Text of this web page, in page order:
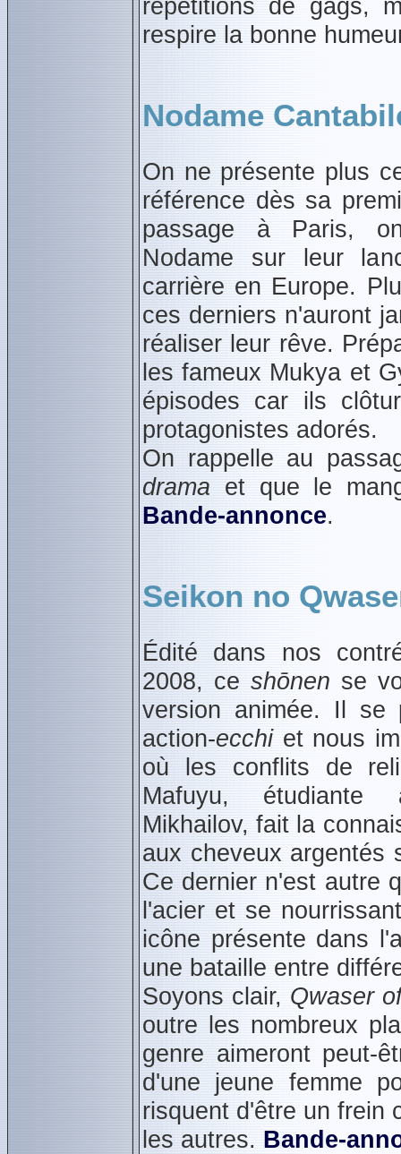
répétitions de gags,
respire la bonne
Nodame
On ne présente plus
référence dès sa
passage à Paris,
Nodame sur leur
carrière en Europe.
ces derniers n'auront
réaliser leur rêve.
les fameux Mukya et
épisodes car ils
protagonistes adorés.
On rappelle au
drama et que le
Bande‑annonce.
Seikon no
Édité dans nos
2008, ce shōnen se
version animée. Il se
action-ecchiet nous
où les conflits de
Mafuyu, étudiante
Mikhailov, fait la
aux cheveux argentés
Ce dernier n'est autre
l'acier et se
icône présente dans
une bataille entre
Soyons clair, Qwaser
outre les nombreux
genre aimeront
d'une jeune femme
risquent d'être un frein
les autres.